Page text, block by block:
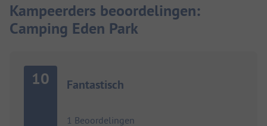
Kampeerders beoordelingen:
Camping Eden Park
10 Fantastisch
1 Beoordelingen